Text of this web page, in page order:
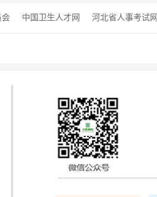
会 中国卫生人才网 河北省人事考试网